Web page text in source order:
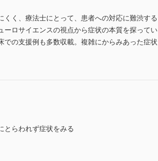
く、療法士にとって、患者への対応に難渋す
ロサイエンスの視点から症状の本質を探って
の支援例も多数収載。複雑にからみあった症
らわれず症状をみる